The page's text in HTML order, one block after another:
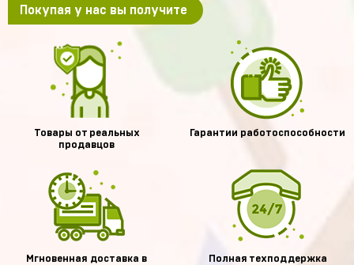
Покупая у нас вы получите
Товары от реальных
продавцов
Гарантии работоспособности
Мгновенная доставка в
Полная техподдержка